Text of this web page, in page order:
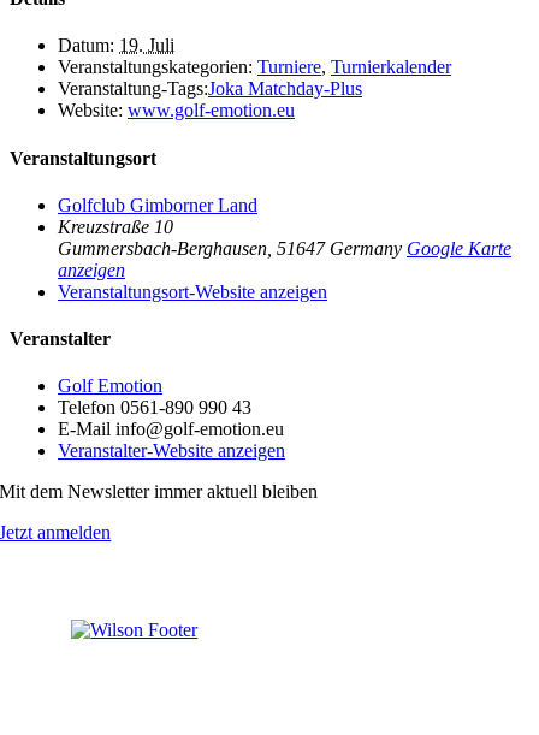
Datum: 19. Juli
Veranstaltungskategorien: Turniere, Turnierkalender
Veranstaltung-Tags:Joka Matchday-Plus
Website: www.golf-emotion.eu
Veranstaltungsort
Golfclub Gimborner Land
Kreuzstraße 10
Gummersbach-Berghausen 51647 Germany Google Karte
anzeigen
Veranstaltungsort-Website anzeigen
Veranstalter
Golf Emotion
Telefon 0561-890 990 43
E-Mail info@golf-emotion.eu
Veranstalter-Website anzeigen
Mit dem Newsletter immer aktuell bleiben
Jetzt anmelden